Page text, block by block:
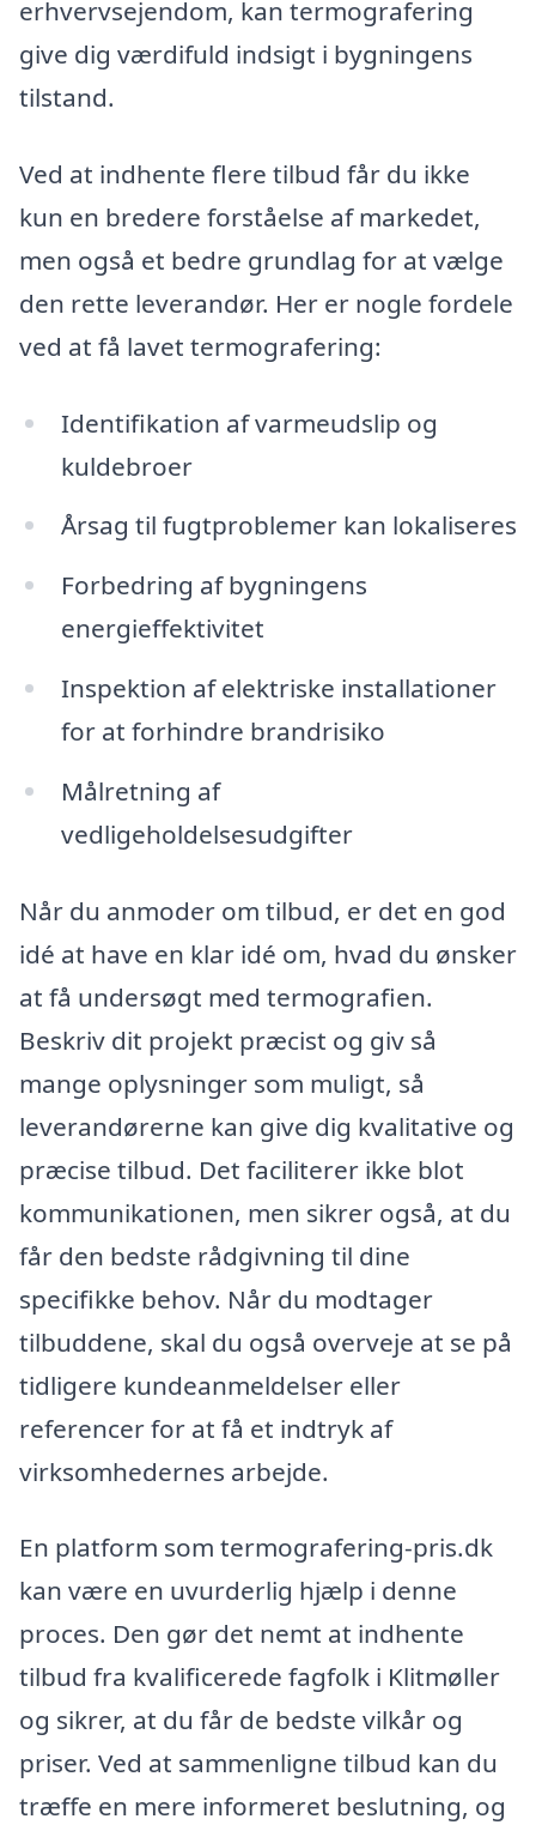
erhvervsejendom, kan termografering
give dig værdifuld indsigt i bygningens
tilstand.
Ved at indhente flere tilbud får du ikke
kun en bredere forståelse af markedet,
men også et bedre grundlag for at vælge
den rette leverandør. Her er nogle fordele
ved at få lavet termografering:
Identifikation af varmeudslip og
kuldebroer
Årsag til fugtproblemer kan lokaliseres
Forbedring af bygningens
energieffektivitet
Inspektion af elektriske installationer
for at forhindre brandrisiko
Målretning af
vedligeholdelsesudgifter
Når du anmoder om tilbud, er det en god
idé at have en klar idé om, hvad du ønsker
at få undersøgt med termografien.
Beskriv dit projekt præcist og giv så
mange oplysninger som muligt, så
leverandørerne kan give dig kvalitative og
præcise tilbud. Det faciliterer ikke blot
kommunikationen, men sikrer også, at du
får den bedste rådgivning til dine
specifikke behov. Når du modtager
tilbuddene, skal du også overveje at se på
tidligere kundeanmeldelser eller
referencer for at få et indtryk af
virksomhedernes arbejde.
En platform som termografering-pris.dk
kan være en uvurderlig hjælp i denne
proces. Den gør det nemt at indhente
tilbud fra kvalificerede fagfolk i Klitmøller
og sikrer, at du får de bedste vilkår og
priser. Ved at sammenligne tilbud kan du
træffe en mere informeret beslutning, og